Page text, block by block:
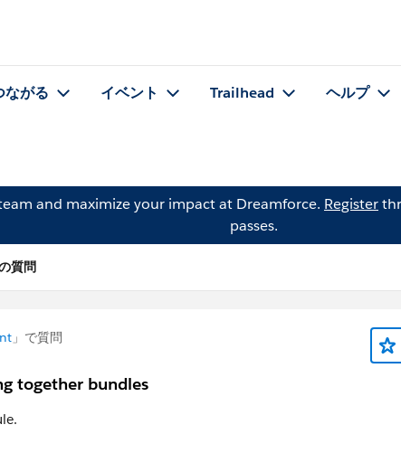
ながる イベント Trailhead ヘルプ
and maximize your impact at Dreamforce. Register
passes.
質問
」で質問
together bundles